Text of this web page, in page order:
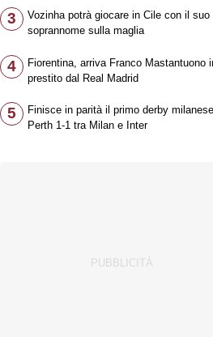
3
Vozinha potrà giocare in Cile con il suo
soprannome sulla maglia
4
Fiorentina, arriva Franco Mastantuono
prestito dal Real Madrid
5
Finisce in parità il primo derby
Perth 1-1 tra Milan e Inter